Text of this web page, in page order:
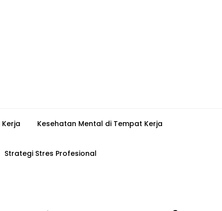
Kesehatan Mental di Tempat Kerja
Strategi Stres Profesional